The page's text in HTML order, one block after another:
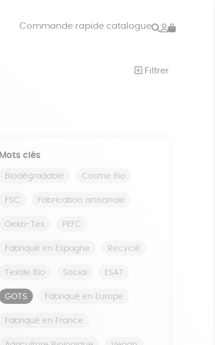
Commande rapide catalogue Rechercher
Mon
Filtrer
Mots clés
Biodégradable Cosme Bio
FSC Fabrication artisanale
Oeko-Tex PEFC
Fabriqué en Espagne Recyclé
Textile Bio Social ESAT
GOTS Fabriqué en Europe
Fabriqué en France